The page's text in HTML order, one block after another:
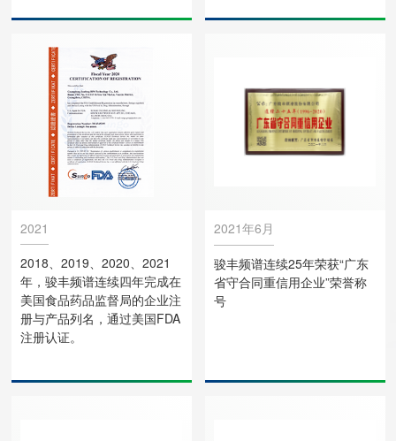
2021
2018、2019、2020、2021
年，骏丰频谱连续四年完成在
美国食品药品监督局的企业注
册与产品列名，通过美国FDA
注册认证。
2021年6月
骏丰频谱连续25年荣获“广东
省守合同重信用企业”荣誉称
号